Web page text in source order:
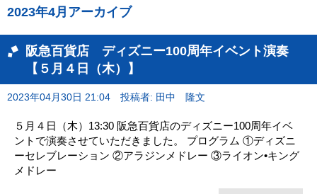
2023年4月アーカイブ
阪急百貨店 ディズニー100周年イベント演奏
【５月４日（木）】
2023年04月30日 21:04 投稿者: 田中 隆文
５月４日（木）13:30 阪急百貨店のディズニー100周年イベ
ントで演奏させていただきました。 プログラム ①ディズニ
ーセレブレーション ②アラジンメドレー ③ライオン•キング
メドレー